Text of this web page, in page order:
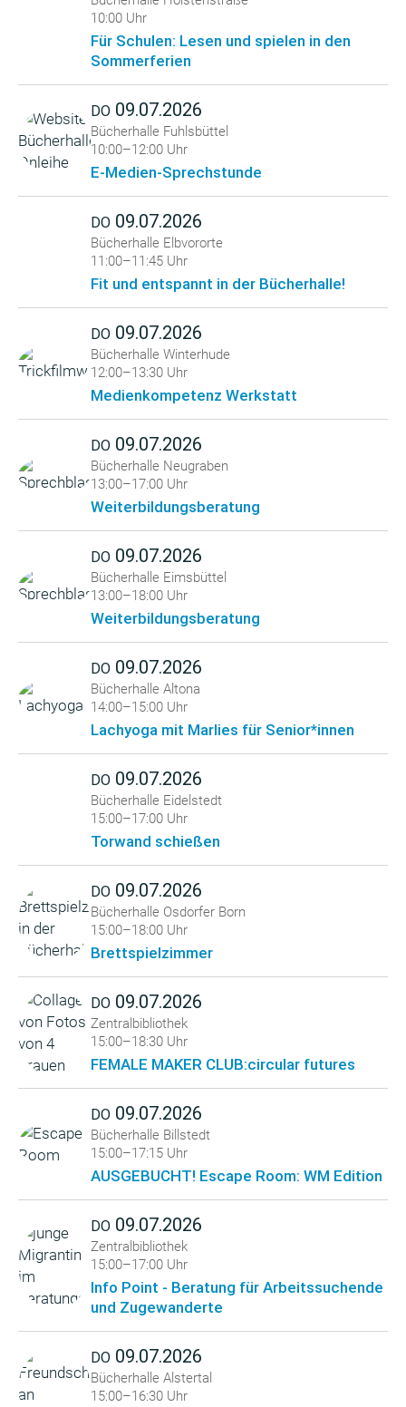
10:00 Uhr
Für Schulen: Lesen und spielen in den
Sommerferien
DO 09.07.2026
Bücherhalle Fuhlsbüttel
10:00–12:00 Uhr
E-Medien-Sprechstunde
DO 09.07.2026
Bücherhalle Elbvororte
11:00–11:45 Uhr
Fit und entspannt in der Bücherhalle!
DO 09.07.2026
Bücherhalle Winterhude
12:00–13:30 Uhr
Medienkompetenz Werkstatt
DO 09.07.2026
Bücherhalle Neugraben
13:00–17:00 Uhr
Weiterbildungsberatung
DO 09.07.2026
Bücherhalle Eimsbüttel
13:00–18:00 Uhr
Weiterbildungsberatung
DO 09.07.2026
Bücherhalle Altona
14:00–15:00 Uhr
Lachyoga mit Marlies für Senior*innen
DO 09.07.2026
Bücherhalle Eidelstedt
15:00–17:00 Uhr
Torwand schießen
DO 09.07.2026
Bücherhalle Osdorfer Born
15:00–18:00 Uhr
Brettspielzimmer
DO 09.07.2026
Zentralbibliothek
15:00–18:30 Uhr
FEMALE MAKER CLUB:circular futures
DO 09.07.2026
Bücherhalle Billstedt
15:00–17:15 Uhr
AUSGEBUCHT! Escape Room: WM Edition
DO 09.07.2026
Zentralbibliothek
15:00–17:00 Uhr
Info Point - Beratung für Arbeitssuchende
und Zugewanderte
DO 09.07.2026
Bücherhalle Alstertal
15:00–16:30 Uhr